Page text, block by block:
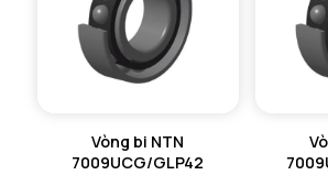
Vòng bi NTN
7009UCG/GLP42